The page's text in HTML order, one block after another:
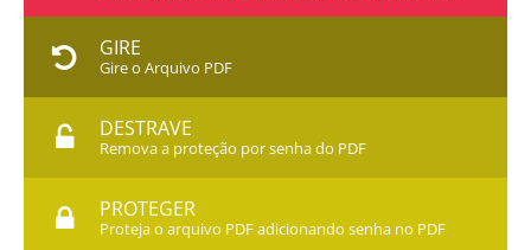
GIRE
Gire o Arquivo PDF
DESTRAVE
Remova a proteção por senha do PDF
PROTEGER
Proteja o arquivo PDF adicionando senha no PDF